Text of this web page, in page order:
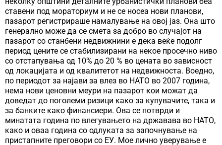
ставени под мораториум и не се носеа нови планови,
пазарот регистрираше намалување на овој јаз. Она што
генерално може да се смета за добро во случајот на
пазарот со станбени недвижнини е дека веќе подолг
период цените се стабилизирани на некое просечно ниво
со отстапувања од 10% до 20 % во цената во зависност
од локацијата и од квалитетот на недвижноста. Воедно,
по периодот за најави за влез во НАТО во 2007 година,
нема нови ценовни меури на пазарот кои можат да
доведат до поголеми ризици како за купувачите, така и
за банките како финансиери. Ова се потврди и
минатата година по влегувањето на државава во НАТО,
како и оваа година со одлуката за започнување на
пристапните преговори со ЕУ. Мое лично уверување е